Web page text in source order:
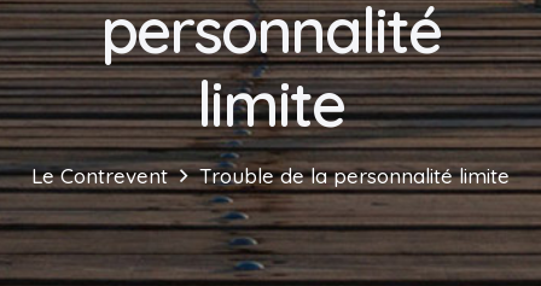
personnalité
limite
Le Contrevent Trouble de la personnalité limite